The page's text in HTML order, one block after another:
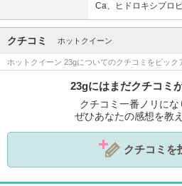
Ca、ヒドロキシプロ
クチコミ ホットクイーン
ホットクイーン 23gについてのクチコミをピック
23gにはまだクチコミ
クチコミ一番ノリにな
ぜひあなたの感想を教
クチコミを